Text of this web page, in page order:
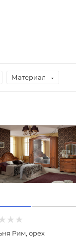
Материал
Рим, орех